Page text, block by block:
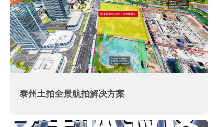
泰州土拍全景航拍解决方案